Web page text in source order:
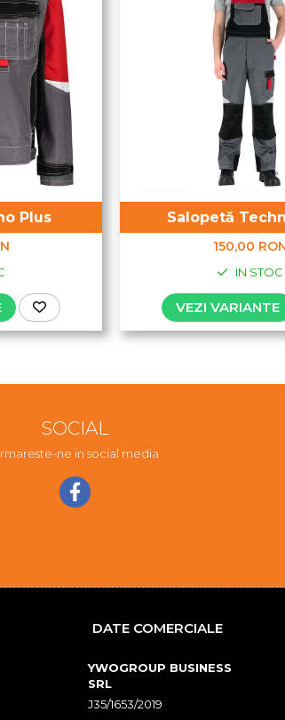
Plus Salopetă
150,00
IN STOC
VEZI VARIANTE
SOCIAL
ne in social media
DATE COMERCIALE
YWOGROUP BUSINESS
SRL
J35/1653/2019